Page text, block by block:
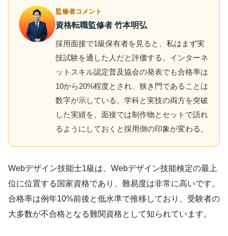
監修者コメント
資格転職監修者 竹本明弘
採用面接で1級保有者を見ると、私はまず実
技試験を通した人だと評価する。インターネ
ットスキル認定普及協会の発表でも合格率は
10から20%程度とされ、狭き門であることは
数字が示している。学科と実技の両方を突破
した実績を、面接では制作物とセットで語れ
るようにしておくと採用側の印象が変わる。
Webデザイン技能士1級は、Webデザイン技能検定の最上
位に位置する国家資格であり、難易度は非常に高いです。
合格率は例年10%前後と低水準で推移しており、受験者の
大多数が不合格となる難関資格として知られています。